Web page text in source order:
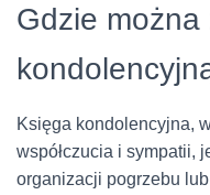
Gdzie
Księga kondolencyjna,
współczucia i sympatii,
organizacji pogrzebu